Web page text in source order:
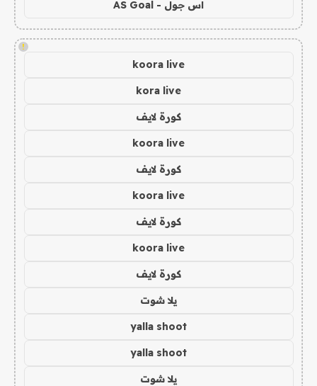
اس جول - AS Goal
!
koora live
kora live
كورة لايف
koora live
كورة لايف
koora live
كورة لايف
koora live
كورة لايف
يلا شوت
yalla shoot
yalla shoot
يلا شوت